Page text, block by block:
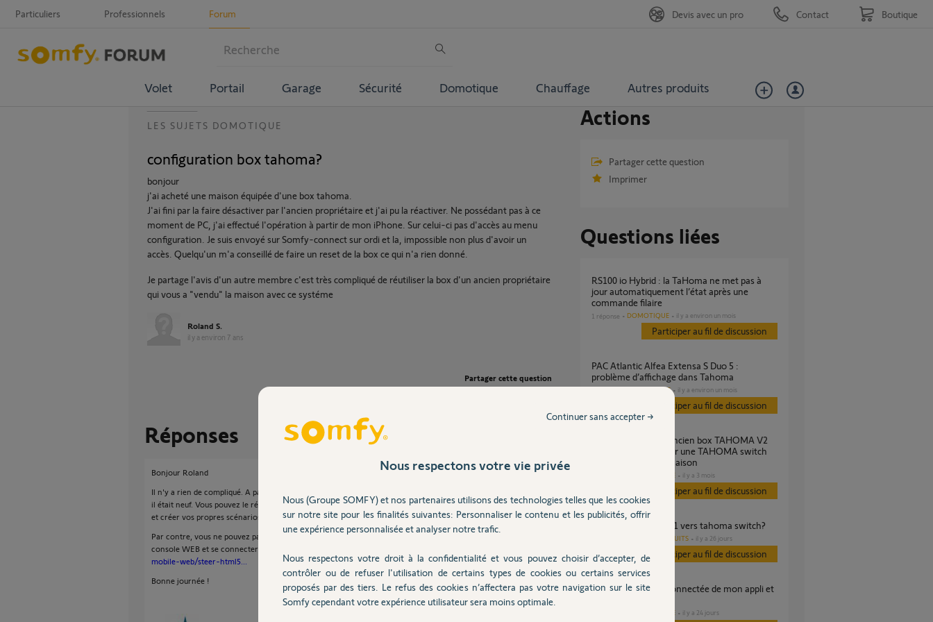
Particuliers Professionnels Forum
Volet Portail Garage Sécurité Domotique Chauffage Autres produits
Devis avec un pro Contact Boutique
LES SUJETS DOMOTIQUE
configuration box tahoma?
bonjour
j'ai acheté une maison équipée d'une box tahoma.
J'ai fini par la faire désactiver par l'ancien propriétaire et j'ai pu la réactiver. Ne possédant pas à ce
moment de PC, j'ai effectué l'opération à partir de mon iPhone. Sur celui-ci pas d'accès au menu
configuration. Je suis envoyé sur Somfy-connect sur ordi et la, impossible non plus d'avoir un
accès. Quelqu'un m'a conseillé de faire un reset de la box ce qui n'a rien donné.
Je partage l'avis d'un autre membre c'est très compliqué de réutiliser la box d'un ancien propriétaire
qui vous a "vendu" la maison avec ce systéme
Roland S.
il y a environ 7 ans
Partager cette question
Réponses
Bonjour Roland
Il n'y a rien de compliqué. A partir du moment ou le Tahoma est réinitialisé, c'est comme si
il était neuf. Vous pouvez le réactiver avec votre propre compte, enregistrer vos éléments
et créer vos propres scénarios.
Par contre, vous ne pouvez pas tout configurer à partir de l'application mobile. Il faut une
console WEB et se connecter à partir de ce lien:
mobile-web/steer-html5...
Bonne journée !
Actions
Partager cette question
Imprimer
Questions liées
RS100 io Hybrid : la TaHoma ne met pas à
jour automatiquement l’état après une
commande filaire
1 réponse DOMOTIQUE il y a environ un mois
Participer au fil de discussion
PAC Atlantic Alfea Extensa S Duo 5 :
problème d’affichage dans Tahoma
CHAUFFAGE il y a environ un mois
Participer au fil de discussion
pour pouvoir installer une TAHOMA switch
dans une nouvelle maison
DOMOTIQUE il y a 3 mois
Participer au fil de discussion
Migration tahoma v1 vers tahoma switch?
AUTRES PRODUITS il y a 26 jours
Participer au fil de discussion
Tahoma switch déconnectée de mon appli et
DOMOTIQUE il y a 24 jours
Nous respectons votre vie privée
Nous (Groupe SOMFY) et nos partenaires utilisons des technologies telles que les cookies
sur notre site pour les finalités suivantes: Personnaliser le contenu et les publicités, offrir
une expérience personnalisée et analyser notre trafic.
Nous respectons votre droit à la confidentialité et vous pouvez choisir d’accepter, de
contrôler ou de refuser l'utilisation de certains types de cookies ou certains services
proposés par des tiers. Le refus des cookies n’affectera pas votre navigation sur le site
Somfy cependant votre expérience utilisateur sera moins optimale.
Continuer sans accepter →